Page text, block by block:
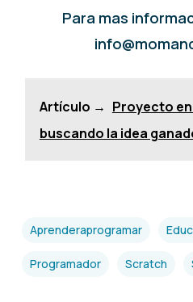
Para mas
Artículo → Proyecto
buscando la idea
Aprenderaprogramar
Programador Scratch